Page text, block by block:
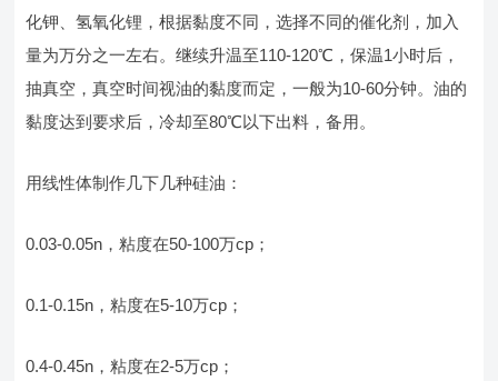
化钾、氢氧化锂，根据黏度不同，选择不同的催化剂，加入
量为万分之一左右。继续升温至110-120℃，保温1小时后，
抽真空，真空时间视油的黏度而定，一般为10-60分钟。油的
黏度达到要求后，冷却至80℃以下出料，备用。
用线性体制作几下几种硅油：
0.03-0.05n，粘度在50-100万cp；
0.1-0.15n，粘度在5-10万cp；
0.4-0.45n，粘度在2-5万cp；